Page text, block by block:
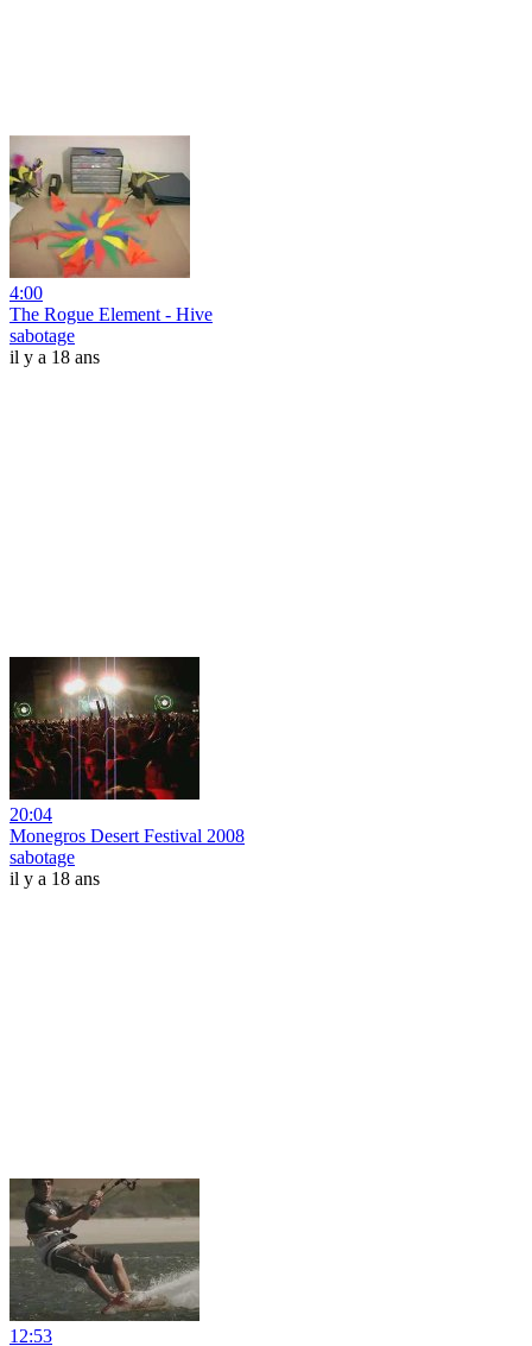
4:00
The Rogue Element - Hive
sabotage
il y a 18 ans
20:04
Monegros Desert Festival 2008
sabotage
il y a 18 ans
12:53